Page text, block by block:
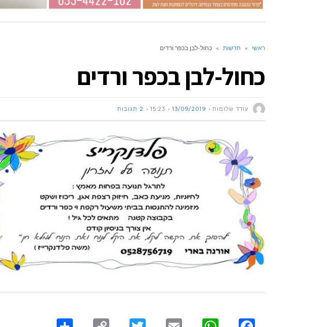
ראשי » חדשות » כחול-לבן בכפר ורדים
כחול-לבן בכפר ורדים
עודד שלומות 13/09/2019
15:23 2 תגובות